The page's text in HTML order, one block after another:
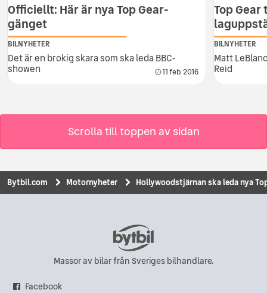
Officiellt: Här är nya Top Gear-
gänget
BILNYHETER
Det är en brokig skara som ska leda BBC-
showen 11 feb. 2016
Top
BILNYHETER
Matt
Reid
Scrolla till toppen av sidan
Bytbil.com Motornyheter Hollywoodstjärnan ska leda nya
Massor av bilar från Sveriges bilhandlare.
Facebook